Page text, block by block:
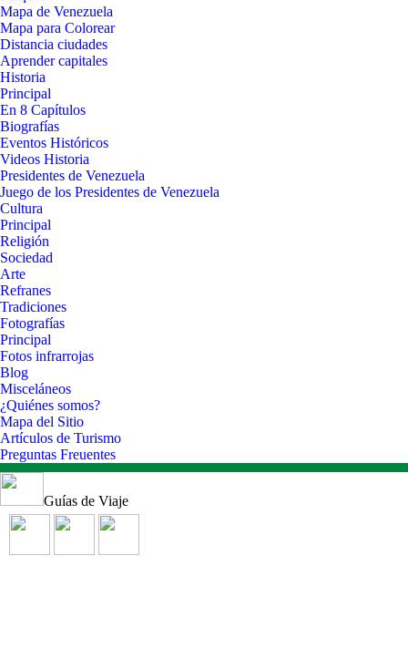
Mapa de Venezuela
Mapa para Colorear
Distancia ciudades
Aprender capitales
Historia
Principal
En 8 Capítulos
Biografías
Eventos Históricos
Videos Historia
Presidentes de Venezuela
Juego de los Presidentes de Venezuela
Cultura
Principal
Religión
Sociedad
Arte
Refranes
Tradiciones
Fotografías
Principal
Fotos infrarrojas
Blog
Misceláneos
¿Quiénes somos?
Mapa del Sitio
Artículos de Turismo
Preguntas Freuentes
Guías de Viaje